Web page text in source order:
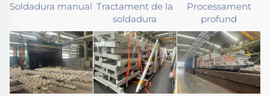
Soldadura manual Tractament de la
soldadura
Processament
profund